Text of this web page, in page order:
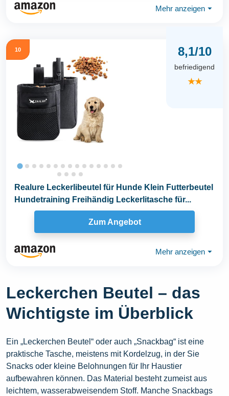
Mehr anzeigen ⏷
10 8,1/10
befriedigend
★★
Realure Leckerlibeutel für Hunde Klein Futterbeutel
Hundetraining Freihändig Leckerlitasche für...
Zum Angebot
Mehr anzeigen ⏷
Leckerchen Beutel – das
Wichtigste im Überblick
Ein „Leckerchen Beutel“ oder auch „Snackbag“ ist eine
praktische Tasche, meistens mit Kordelzug, in der Sie
Snacks oder kleine Belohnungen für Ihr Haustier
aufbewahren können. Das Material besteht zumeist aus
leichtem, wasserabweisendem Stoff. Manche Snackbags